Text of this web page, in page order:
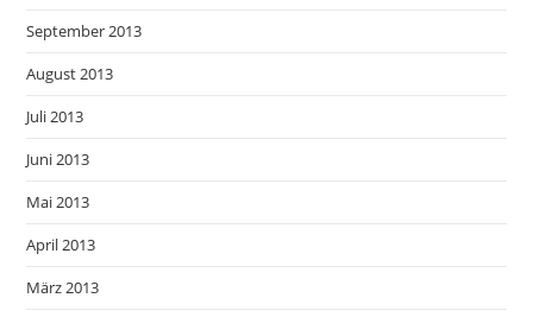
September 2013
August 2013
Juli 2013
Juni 2013
Mai 2013
April 2013
März 2013